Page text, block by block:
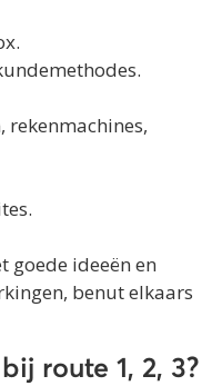
goede ideeën en
benut elkaars
route 1, 2, 3?